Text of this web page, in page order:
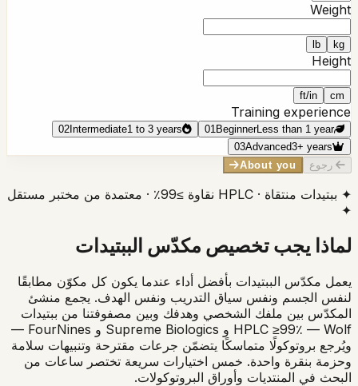
Weight
kg
lb
Height
cm
ft/in
Training experience
01 BeginnerLess than 1 year
02 Intermediate1 to 3 years
03Advanced3+ years
رجوع
About you
✦ ببتيدات منتقاة · HPLC نقاوة ≥99٪ · معتمدة من مختبر مستقل
✦
لماذا يجب تخصيص مكدّس الببتيدات
يعمل مكدّس الببتيدات بأفضل أداء عندما يكون كل مكوّن مطابقًا
لنفس الجسم ونفس سياق التدريب ونفس الهدف. يجمع منشئ
المكدّس بين ملفك الشخصي وهدفك وبين مصفوفتنا من ببتيدات
HPLC ≥99٪ — Wolf و Supreme Biologics و FourNines —
ويُرجع بروتوكولًا متماسكًا يتضمّن جرعات مقترحة وتنبيهات سلامة
وحزمة بنقرة واحدة. خمس اختيارات سريعة تختصر ساعات من
البحث في المنتديات وأوراق البروتوكولات.